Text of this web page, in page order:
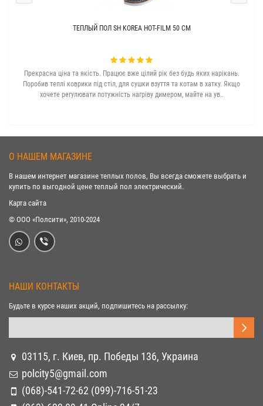
ТЕПЛЫЙ ПОЛ SH KOREA HOT-FILM 50 СМ
Прекрасна ціна та якість. Працює вже цілий рік без будь яких нарікань.
Поробив теплі коврики під стіл, для сушки взуття та котам в хатку. Якщо
хочете регулювати потужність нагріву димером, майте на ув..
О НАШЕМ МАГАЗИНЕ
В нашем интернет магазине теплых полов, Вы всегда сможете выбрать и
купить по выгодной цене теплый пол электрический.
Карта сайта
© ООО «Полсити», 2010-2024
НАШИ КОНТАКТЫ
Будьте в курсе наших акций, подпишитесь на рассылку:
03115, г. Киев, пр. Победы 136, Украина
polcity5@gmail.com
(068)-541-72-62 (099)-716-51-23